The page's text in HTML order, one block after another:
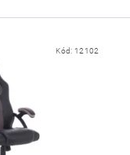
Kód: 12102